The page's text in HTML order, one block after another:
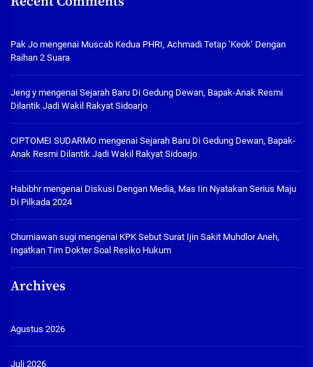
Pak Jo mengenai Muscab Kedua PHRI, Achmadi Tetap ‘Keok’ Dengan
Raihan 2 Suara
Jeng y mengenai Sejarah Baru Di Gedung Dewan, Bapak-Anak Resmi
Dilantik Jadi Wakil Rakyat Sidoarjo
CIPTOMEI SUDARMO mengenai Sejarah Baru Di Gedung Dewan, Bapak-
Anak Resmi Dilantik Jadi Wakil Rakyat Sidoarjo
Habibhrmengenai Diskusi Dengan Media, Mas Iin Nyatakan Serius Maju
Di Pilkada 2024
Churniawan sugi mengenai KPK Sebut Surat Ijin Sakit Muhdlor Aneh,
Ingatkan Tim Dokter Soal Resiko Hukum
Archives
Agustus 2026
Juli 2026